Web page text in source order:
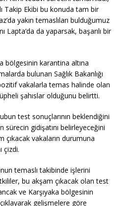
Takip Ekibi bu konuda tam bir
yakın temaslıları bulduğumuz
Lapta’da da yaparsak, başarılı bir
bölgesinin karantina altına
bulunan Sağlık Bakanlığı
vakalarla temas halinde olan
şahıslar olduğunu belirtti.
test sonuçlarının beklendiğini
sürecin gidişatını belirleyeceğini
çıkacak vakaların durumuna
çizdi.
temaslı takibinde işlerini
bu akşam çıkacak olan test
ve Karşıyaka bölgesinin
gelişmelere göre